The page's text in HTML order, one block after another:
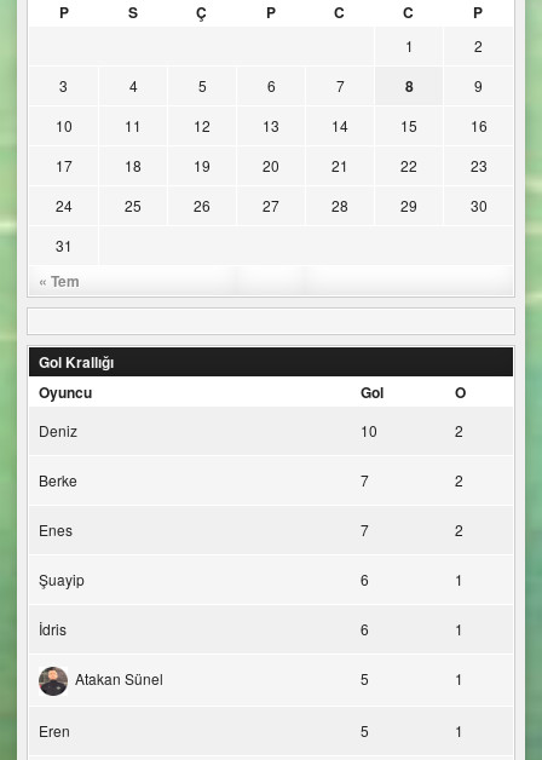
P
S Ç P C C P
« Tem
1
2
3
4 5 6 7 8
9
10
11 12 13 14 15
16
17
18 19 20 21 22
23
24
25 26 27 28 29
30
31
Gol Krallığı
Oyuncu
Gol O
Deniz 10 2
Berke 7 2
Enes 7 2
Şuayip 6 1
İdris 6 1
Atakan Sünel 5 1
Eren 5 1